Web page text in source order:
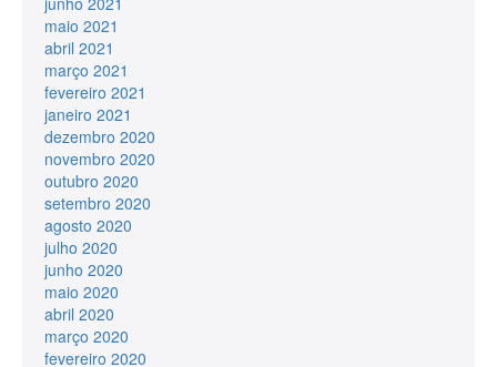
maio 2021
abril 2021
março 2021
fevereiro 2021
janeiro 2021
dezembro 2020
novembro 2020
outubro 2020
setembro 2020
agosto 2020
julho 2020
junho 2020
maio 2020
abril 2020
março 2020
fevereiro 2020